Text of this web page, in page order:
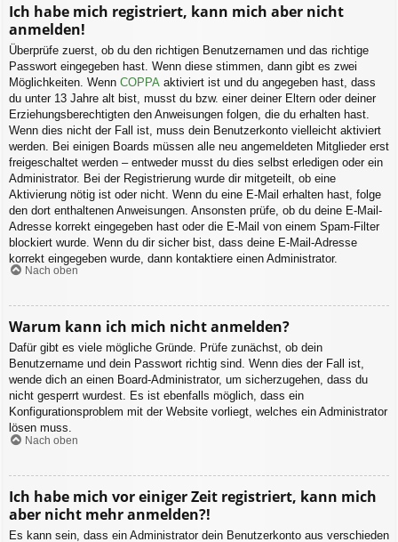
Ich habe mich registriert, kann mich aber nicht
anmelden!
Überprüfe zuerst, ob du den richtigen Benutzernamen und das richtige
Passwort eingegeben hast. Wenn diese stimmen, dann gibt es zwei
Möglichkeiten. Wenn COPPA aktiviert ist und du angegeben hast, dass
du unter 13 Jahre alt bist, musst du bzw. einer deiner Eltern oder deiner
Erziehungsberechtigten den Anweisungen folgen, die du erhalten hast.
Wenn dies nicht der Fall ist, muss dein Benutzerkonto vielleicht aktiviert
werden. Bei einigen Boards müssen alle neu angemeldeten Mitglieder erst
freigeschaltet werden – entweder musst du dies selbst erledigen oder ein
Administrator. Bei der Registrierung wurde dir mitgeteilt, ob eine
Aktivierung nötig ist oder nicht. Wenn du eine E-Mail erhalten hast, folge
den dort enthaltenen Anweisungen. Ansonsten prüfe, ob du deine E-Mail-
Adresse korrekt eingegeben hast oder die E-Mail von einem Spam-Filter
blockiert wurde. Wenn du dir sicher bist, dass deine E-Mail-Adresse
korrekt eingegeben wurde, dann kontaktiere einen Administrator.
Nach oben
Warum kann ich mich nicht anmelden?
Dafür gibt es viele mögliche Gründe. Prüfe zunächst, ob dein
Benutzername und dein Passwort richtig sind. Wenn dies der Fall ist,
wende dich an einen Board-Administrator, um sicherzugehen, dass du
nicht gesperrt wurdest. Es ist ebenfalls möglich, dass ein
Konfigurationsproblem mit der Website vorliegt, welches ein Administrator
lösen muss.
Nach oben
Ich habe mich vor einiger Zeit registriert, kann mich
aber nicht mehr anmelden?!
Es kann sein, dass ein Administrator dein Benutzerkonto aus verschieden